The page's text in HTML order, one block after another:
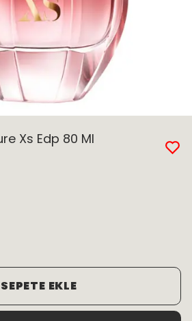
Xs Edp 80 Ml
SEPETE EKLE